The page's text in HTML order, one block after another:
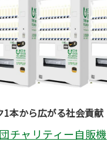
チャリティー自販機
1本から広がる社会貢献